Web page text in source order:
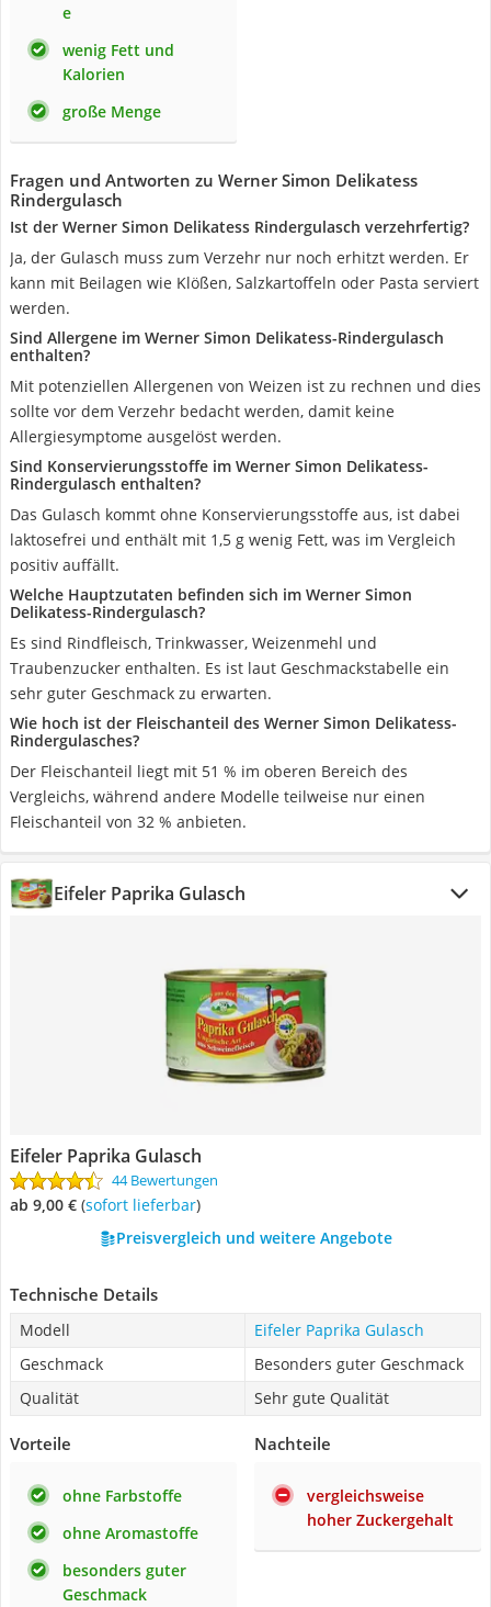
e
wenig Fett und
Kalorien
große Menge
Fragen und Antworten zu Werner Simon Delikatess
Rindergulasch
Ist der Werner Simon Delikatess Rindergulasch verzehrfertig?
Ja, der Gulasch muss zum Verzehr nur noch erhitzt werden. Er
kann mit Beilagen wie Klößen, Salzkartoffeln oder Pasta serviert
werden.
Sind Allergene im Werner Simon Delikatess-Rindergulasch
enthalten?
Mit potenziellen Allergenen von Weizen ist zu rechnen und dies
sollte vor dem Verzehr bedacht werden, damit keine
Allergiesymptome ausgelöst werden.
Sind Konservierungsstoffe im Werner Simon Delikatess-
Rindergulasch enthalten?
Das Gulasch kommt ohne Konservierungsstoffe aus, ist dabei
laktosefrei und enthält mit 1,5 g wenig Fett, was im Vergleich
positiv auffällt.
Welche Hauptzutaten befinden sich im Werner Simon
Delikatess-Rindergulasch?
Es sind Rindfleisch, Trinkwasser, Weizenmehl und
Traubenzucker enthalten. Es ist laut Geschmackstabelle ein
sehr guter Geschmack zu erwarten.
Wie hoch ist der Fleischanteil des Werner Simon Delikatess-
Rindergulasches?
Der Fleischanteil liegt mit 51 % im oberen Bereich des
Vergleichs, während andere Modelle teilweise nur einen
Fleischanteil von 32 % anbieten.
Eifeler Paprika Gulasch
Eifeler Paprika Gulasch
44 Bewertungen
ab 9,00 € ( Sofort lieferbar)
Preisvergleich und weitere Angebote
Technische Details
Modell
Eifeler Paprika Gulasch
Geschmack
Besonders guter Geschmack
Qualität
Sehr gute Qualität
Vorteile
ohne Farbstoffe
ohne Aromastoffe
besonders guter
Geschmack
Nachteile
vergleichsweise
hoher Zuckergehalt